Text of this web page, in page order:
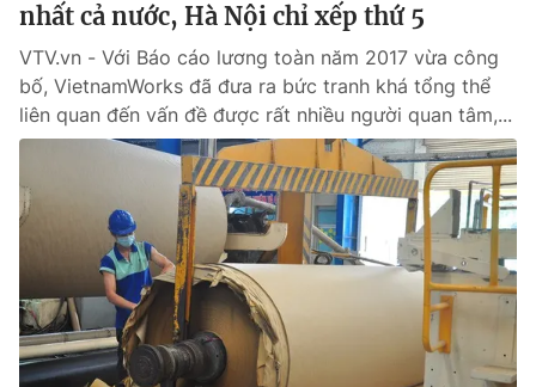
Nguyễn Trọng Ninh
Tổng đài VTV:
024.38 355 931 - 024.38 355 932
Ðiện thoại Thời báo VTV: 024.66 897 897
Email:toasoan@vtv.vn
Liên hệ quảng cáo:024-7300.7108
nhất cả nước, Hà Nội chỉ xếp thứ 5
VTV.vn - Với Báo cáo lương toàn năm 2017 vừa công
bố, VietnamWorks đã đưa ra bức tranh khá tổng thể
liên quan đến vấn đề được rất nhiều người quan tâm,...